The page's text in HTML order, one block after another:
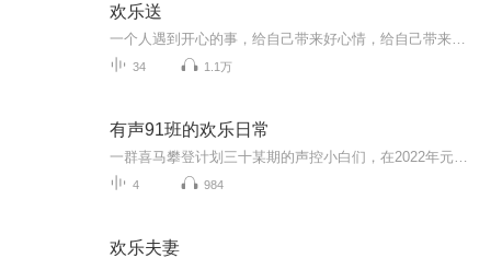
欢乐送
34 1.1万
有声91班的欢乐日常
4 984
欢乐夫妻